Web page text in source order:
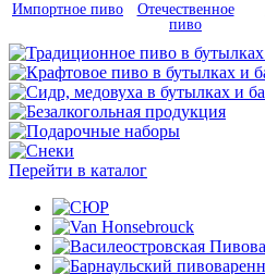
Импортное пиво
Отечественное
пиво
Перейти в каталог